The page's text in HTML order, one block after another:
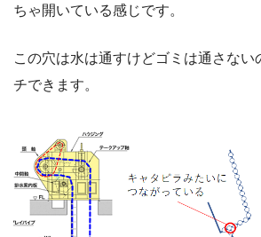
ちゃ開いている感じです。
この穴は水は通すけどゴミは通さない
チできます。